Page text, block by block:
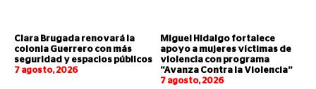
Clara Brugada renovará la
colonia Guerrero con más
seguridad y espacios públicos
7 agosto, 2026
Miguel Hidalgo fortalece
apoyo a mujeres víctimas de
violencia con programa
“Avanza Contra la Violencia”
7 agosto, 2026